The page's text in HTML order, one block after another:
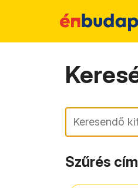
Keresés
Szűrés